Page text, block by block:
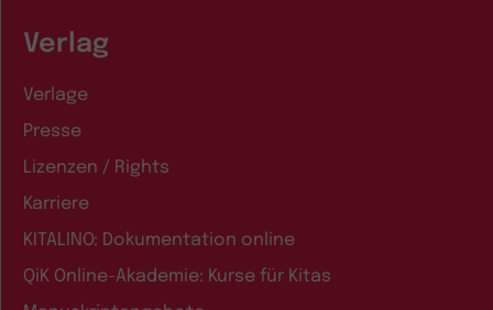
Verlag
Verlage
Presse
Lizenzen / Rights
Karriere
KITALINO: Dokumentation online
QiK Online-Akademie: Kurse für Kitas